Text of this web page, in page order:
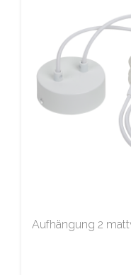
Aufhängung 2